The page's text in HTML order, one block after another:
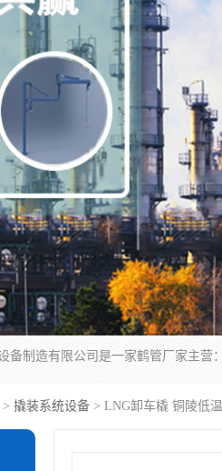
> 撬装系统设备 > LNG卸车橇 铜陵低